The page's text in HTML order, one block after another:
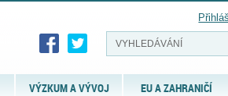
VÝZKUM A VÝVOJ EU A ZAHRANIČÍ